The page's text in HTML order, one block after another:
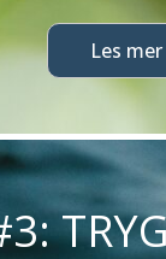
Les mer